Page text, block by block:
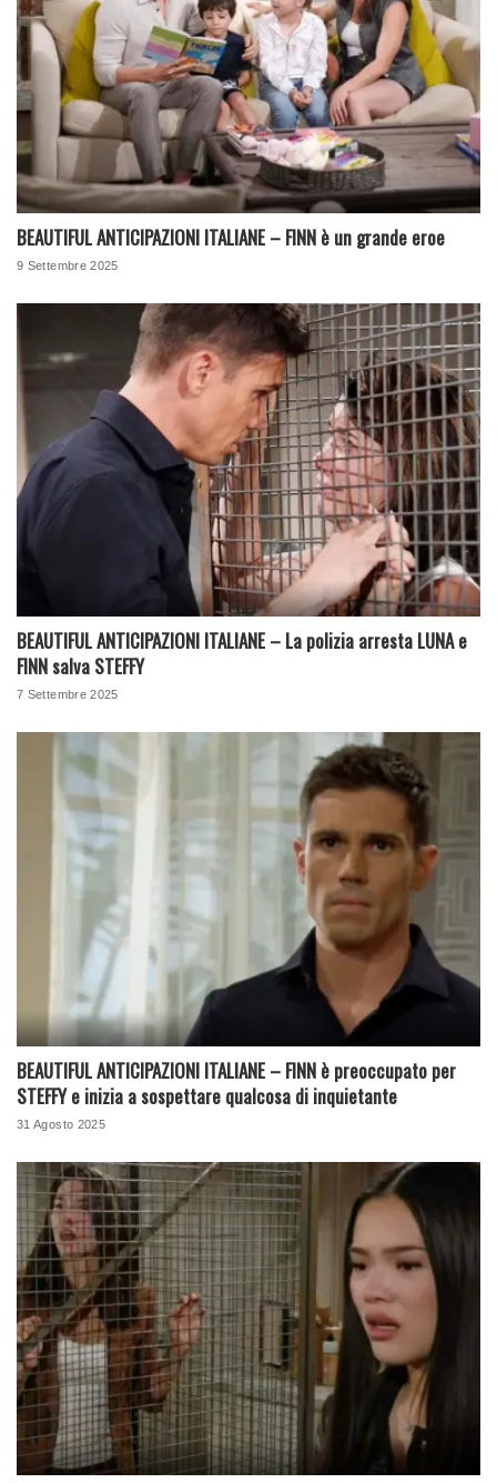
BEAUTIFUL ANTICIPAZIONI ITALIANE – FINN è un grande eroe
9 Settembre 2025
BEAUTIFUL ANTICIPAZIONI ITALIANE – La polizia arresta LUNA e
FINN salva STEFFY
7 Settembre 2025
BEAUTIFUL ANTICIPAZIONI ITALIANE – FINN è preoccupato per
STEFFY e inizia a sospettare qualcosa di inquietante
31 Agosto 2025